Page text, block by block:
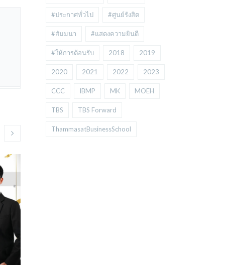
#ประกาศทั่วไป #ศูนย์รังสิต
#สัมมนา #แสดงความยินดี
#ให้การต้อนรับ 2018 2019
2020 2021 2022 2023
CCC IBMP MK MOEH
TBS TBS Forward
ThammasatBusinessSchool